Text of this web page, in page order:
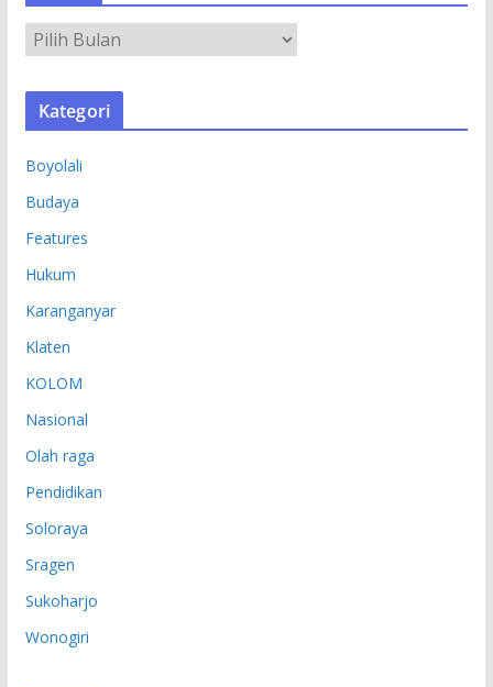
R
S
Kategori
Boyolali
Budaya
Features
Hukum
Karanganyar
Klaten
KOLOM
Nasional
Olah raga
Pendidikan
Soloraya
Sragen
Sukoharjo
Wonogiri